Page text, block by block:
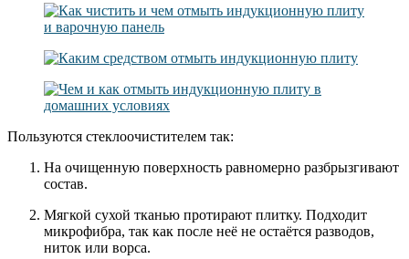
Пользуются стеклоочистителем так:
На очищенную поверхность равномерно разбрызгивают
состав.
Мягкой сухой тканью протирают плитку. Подходит
микрофибра, так как после неё не остаётся разводов,
ниток или ворса.